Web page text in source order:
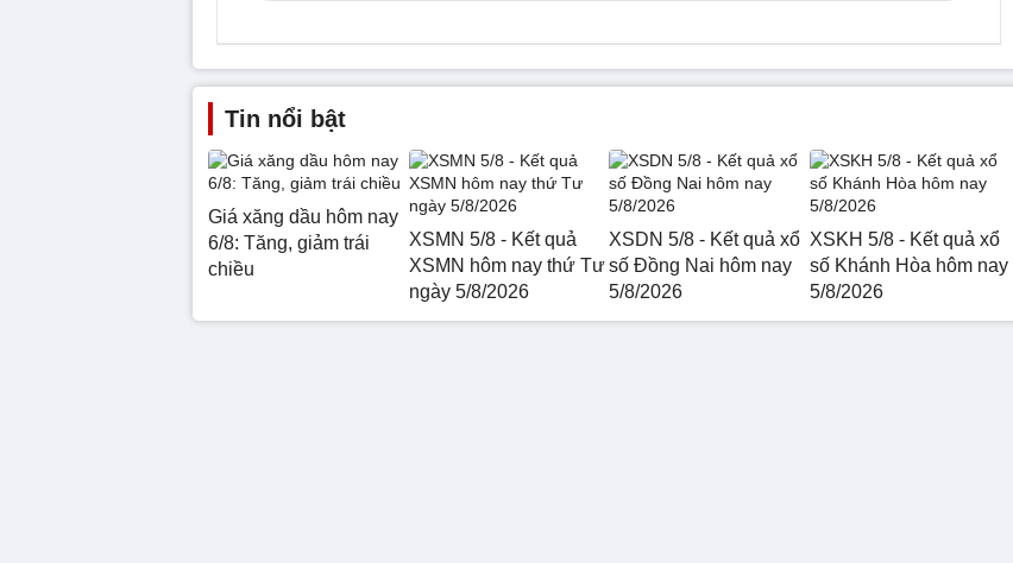
Tin nổi bật
Giá xăng dầu hôm nay
6/8: Tăng, giảm trái
chiều
XSMN 5/8 - Kết quả
XSMN hôm nay thứ Tư
ngày 5/8/2026
XSDN 5/8 - Kết quả xổ
số Đồng Nai hôm nay
5/8/2026
XSKH 5/8 - Kết quả xổ
số Khánh Hòa hôm nay
5/8/2026